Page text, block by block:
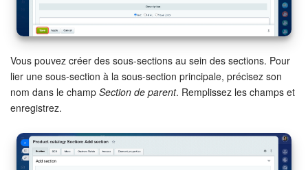
BI Builder
Automatisation
Processus d’entreprise
CRM + Boutique en ligne
Vous pouvez créer des sous-sections au sein des sections. Pour
lier une sous-section à la sous-section principale, précisez son
nom dans le champ Section de parent. Remplissez les champs et
enregistrez.